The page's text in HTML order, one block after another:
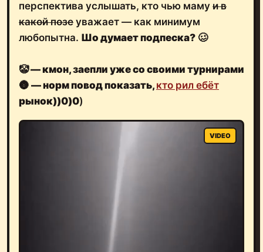
перспектива услышать, кто чью маму и в
какой позе уважает — как минимум
любопытна. Шо думает подпеска? 🥴
🤡— кмон, заепли уже со своими турнирами
🌚 — норм повод показать, кто рил ебëт
рынок))0)0)